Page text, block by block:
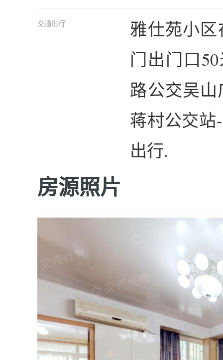
交通出行
雅仕苑小
门出门口
路公交吴
蒋村公交站
出行.
房源照片